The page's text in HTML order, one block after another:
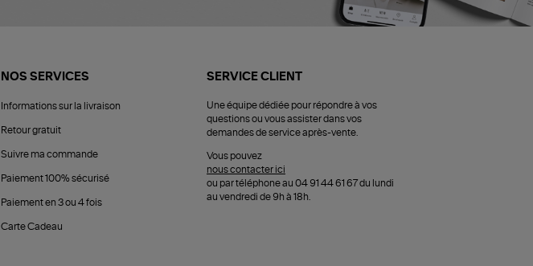
NOS SERVICES
Informations sur la livraison
Retour gratuit
Suivre ma commande
Paiement 100% sécurisé
Paiement en 3 ou 4 fois
Carte Cadeau
SERVICE CLIENT
Une équipe dédiée pour répondre à vos
questions ou vous assister dans vos
demandes de service après-vente.
Vous pouvez
nous contacter ici
ou par téléphone au 04 91 44 61 67 du lundi
au vendredi de 9h à 18h.